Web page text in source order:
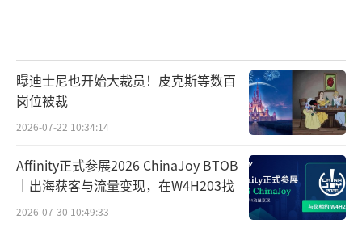
曝迪士尼也开始大裁员！皮克斯等数百
岗位被裁
2026-07-22 10:34:14
Affinity正式参展2026 ChinaJoy BTOB
｜出海获客与流量变现，在W4H203找
2026-07-30 10:49:33